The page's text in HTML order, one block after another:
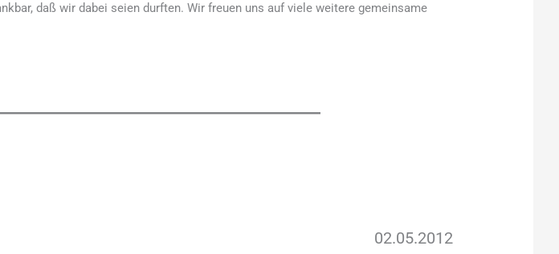
daß wir dabei seien durften. Wir freuen uns auf viele weitere gemeinsame
02.05.2012